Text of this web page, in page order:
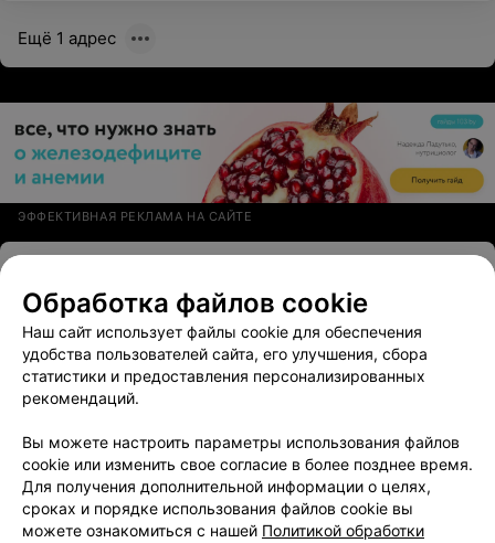
и добра, здоровья Вам и всем Вашим родным. С
Ещё 1 адрес
ЭФФЕКТИВНАЯ РЕКЛАМА НА САЙТЕ
4.3 Грандмедика
Минск, ул. М.Богдановича, 78 до 21:00
Отзыв. Осталась довольной консультацией врача
гастроэнтеролога-терапевта Михаила Владимировича.
Врач грамотный, внимательный. Я получила ответы на
питанию. Мне было назначено лечение, которое
помогло. Сразу стало легче. Я поверила врачу.
Советую этого гастроэнтеролога своим друзьям.
Спасибо Вам!
Отзывы43
Обработка файлов cookie
Наш сайт использует файлы cookie для обеспечения
удобства пользователей сайта, его улучшения, сбора
статистики и предоставления персонализированных
рекомендаций.
Вы можете настроить параметры использования файлов
cookie или изменить свое согласие в более позднее время.
Для получения дополнительной информации о целях,
сроках и порядке использования файлов cookie вы
можете ознакомиться с нашей Политикой обработки